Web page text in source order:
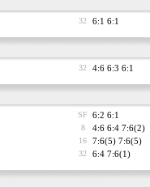
32 6:1 6:1
32 4:6 6:3 6:1
SF 6:2 6:1
8 4:6 6:4 7:6(2)
16 7:6(5) 7:6(5)
32 6:4 7:6(1)